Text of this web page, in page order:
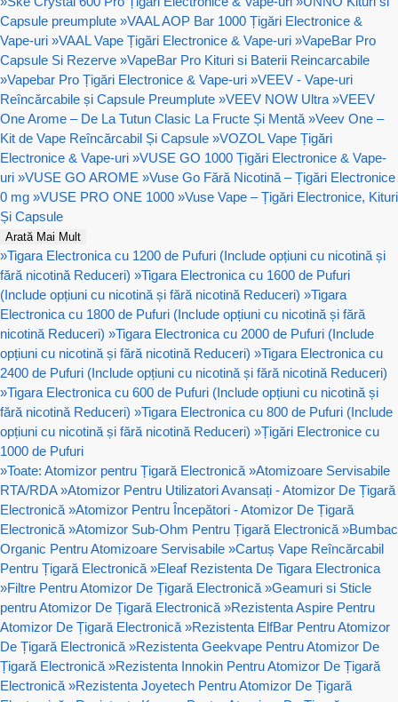
Capsule preumplute »VAAL AOP Bar 1000 Țigări Electronice &
Vape-uri »VAAL Vape Țigări Electronice & Vape-uri »VapeBar Pro
Capsule Si Rezerve »VapeBar Pro Kituri si Baterii Reincarcabile
»Vapebar Pro Țigări Electronice & Vape-uri »VEEV - Vape-uri
Reîncărcabile și Capsule Preumplute »VEEV NOW Ultra »VEEV
One Arome – De La Tutun Clasic La Fructe Și Mentă »Veev One –
Kit de Vape Reîncărcabil Și Capsule »VOZOL Vape Țigări
Electronice & Vape-uri »VUSE GO 1000 Țigări Electronice & Vape-
uri »VUSE GO AROME »Vuse Go Fără Nicotină – Țigări Electronice
0 mg »VUSE PRO ONE 1000 »Vuse Vape – Țigări Electronice, Kituri
Și Capsule
Arată Mai Mult
»Tigara Electronica cu 1200 de Pufuri (Include opțiuni cu nicotină și
fără nicotină Reduceri) »Tigara Electronica cu 1600 de Pufuri
(Include opțiuni cu nicotină și fără nicotină Reduceri) »Tigara
Electronica cu 1800 de Pufuri (Include opțiuni cu nicotină și fără
nicotină Reduceri) »Tigara Electronica cu 2000 de Pufuri (Include
opțiuni cu nicotină și fără nicotină Reduceri) »Tigara Electronica cu
2400 de Pufuri (Include opțiuni cu nicotină și fără nicotină Reduceri)
»Tigara Electronica cu 600 de Pufuri (Include opțiuni cu nicotină și
fără nicotină Reduceri) »Tigara Electronica cu 800 de Pufuri (Include
opțiuni cu nicotină și fără nicotină Reduceri) »Țigări Electronice cu
1000 de Pufuri
»Toate: Atomizor pentru Țigară Electronică »Atomizoare Servisabile
RTA/RDA »Atomizor Pentru Utilizatori Avansați - Atomizor De Țigară
Electronică »Atomizor Pentru Începători - Atomizor De Țigară
Electronică »Atomizor Sub-Ohm Pentru Țigară Electronică »Bumbac
Organic Pentru Atomizoare Servisabile »Cartuș Vape Reîncărcabil
Pentru Țigară Electronică »Eleaf Rezistenta De Tigara Electronica
»Filtre Pentru Atomizor De Țigară Electronică »Geamuri si Sticle
pentru Atomizor De Țigară Electronică »Rezistenta Aspire Pentru
Atomizor De Țigară Electronică »Rezistenta ElfBar Pentru Atomizor
De Țigară Electronică »Rezistenta Geekvape Pentru Atomizor De
Țigară Electronică »Rezistenta Innokin Pentru Atomizor De Țigară
Electronică »Rezistenta Joyetech Pentru Atomizor De Țigară